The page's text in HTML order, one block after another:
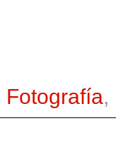
Fotografía,